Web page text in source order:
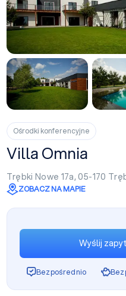
Ośrodki konferencyjne
Villa Omnia
Trębki Nowe 17a, 05-170
ZOBACZ NA MAPIE
Wyślij
Bezpośrednio